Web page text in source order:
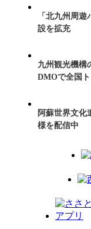
「北九州周
設を拡充
九州観光機構
DMOで全国
阿蘇世界文
様を配信中